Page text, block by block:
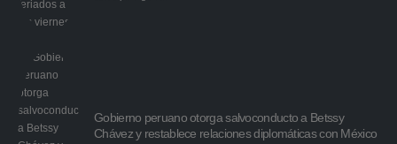
Gobierno peruano otorga salvoconducto a Betssy
Chávez y restablece relaciones diplomáticas con México